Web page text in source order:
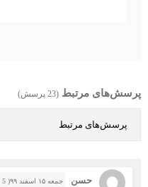
پرسش‌های مرتبط (23 پرسش)
حسن جمعه ۱۵ اسفند ۹۹( 5 سال پیش)